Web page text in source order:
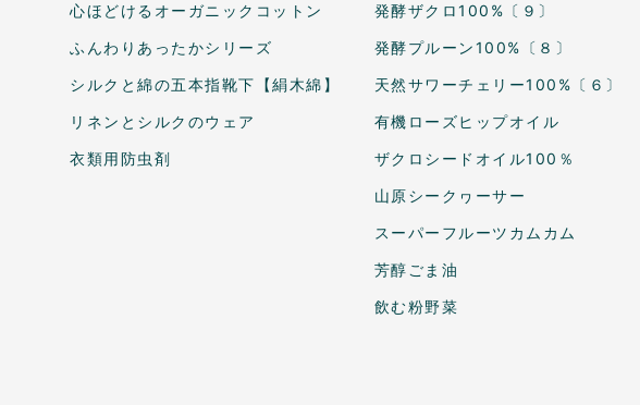
心ほどけるオーガニックコットン
ふんわりあったかシリーズ
シルクと綿の五本指靴下【絹木綿】
リネンとシルクのウェア
衣類用防虫剤
発酵ザクロ100%〔９〕
発酵プルーン100%〔８〕
天然サワーチェリー100%〔６〕
有機ローズヒップオイル
ザクロシードオイル100％
山原シークヮーサー
スーパーフルーツカムカム
芳醇ごま油
飲む粉野菜